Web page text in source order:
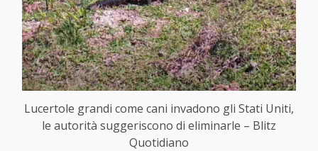
Lucertole grandi come cani invadono gli Stati Uniti,
le autorità suggeriscono di eliminarle – Blitz
Quotidiano